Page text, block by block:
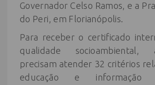
Governador Celso Ramos, e a
do Peri, em Florianópolis.
Para receber o certificado
qualidade socioambiental,
precisam atender 32 critérios
educação e informação